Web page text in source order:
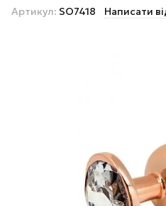
Артикул: SO7418 Написати